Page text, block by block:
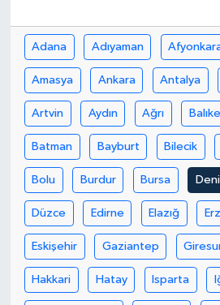
Adana Adıyaman
Amasya Ankara Antalya
Artvin Aydın Ağrı
Batman Bayburt Bilecik
Bolu Burdur Bursa
Düzce Edirne Elazığ
Eskişehir Gaziantep
Hakkari Hatay Isparta